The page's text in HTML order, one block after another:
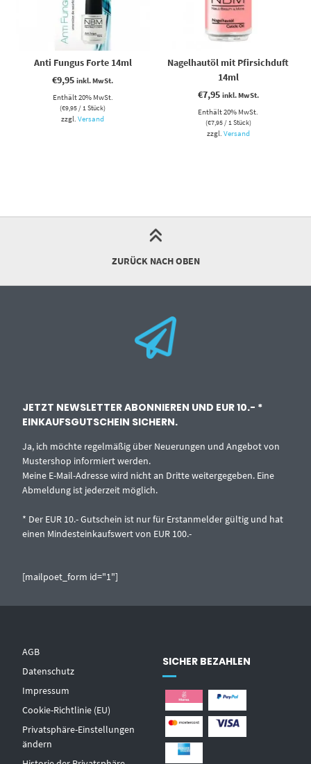
Anti Fungus Forte 14ml
€9,95 inkl. MwSt.
Enthält 20% MwSt.
(€9,95/ 1 Stück)
zzgl.Versand
Nagelhautöl mit Pfirsichduft
14ml
€7,95 inkl. MwSt.
Enthält 20% MwSt.
(€7,95/ 1 Stück)
zzgl. Versand
ZURÜCK NACH OBEN
JETZT NEWSLETTER ABONNIEREN UND EUR 10.- *
EINKAUFSGUTSCHEIN SICHERN.
Ja, ich möchte regelmäßig über Neuerungen und Angebot von
Mustershop informiert werden.
Meine E-Mail-Adresse wird nicht an Dritte weitergegeben. Eine
Abmeldung ist jederzeit möglich.
* Der EUR 10.- Gutschein ist nur für Erstanmelder gültig und hat
einen Mindesteinkaufswert von EUR 100.-
[mailpoet_form id="1"]
AGB
Datenschutz
Impressum
Cookie-Richtlinie (EU)
Privatsphäre-Einstellungen
ändern
SICHER BEZAHLEN